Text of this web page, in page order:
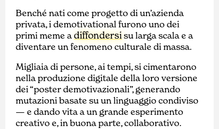
Benché nati come progetto di un’azienda
privata, i demotivational furono uno dei
primi meme adiffondersisu larga scala e a
diventare un fenomeno culturale di massa.
Migliaia di persone, ai tempi, si cimentarono
nella produzione digitale della loro versione
dei “poster demotivazionali”, generando
mutazioni basate su un linguaggio condiviso
— e dando vita a un grande esperimento
creativo e, in buona parte, collaborativo.